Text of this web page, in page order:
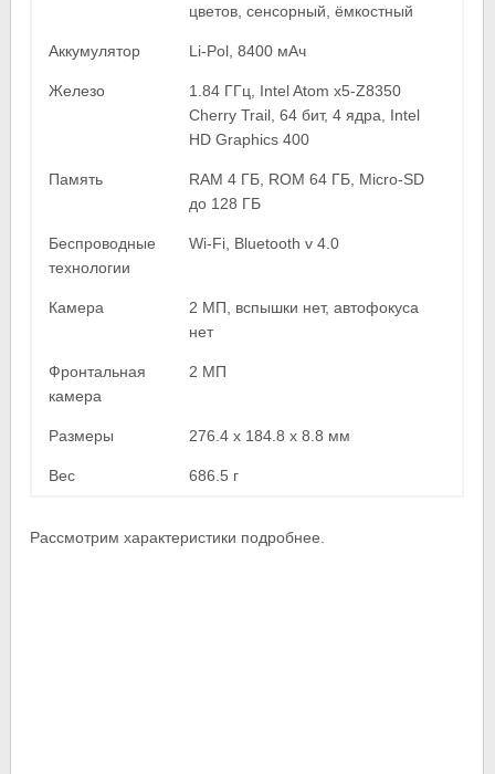
цветов, сенсорный, ёмкостный
Аккумулятор Li-Pol, 8400 мАч
Железо
1.84 ГГц, Intel Atom x5-Z8350
Cherry Trail, 64 бит, 4 ядра, Intel
HD Graphics 400
Память
RAM 4 ГБ, ROM 64 ГБ, Micro-SD
до 128 ГБ
Беспроводные
технологии
Wi-Fi, Bluetooth v 4.0
Камера
2 МП, вспышки нет, автофокуса
нет
Фронтальная
камера
2 МП
Размеры 276.4 x 184.8 x 8.8 мм
Вес 686.5 г
Рассмотрим характеристики подробнее.